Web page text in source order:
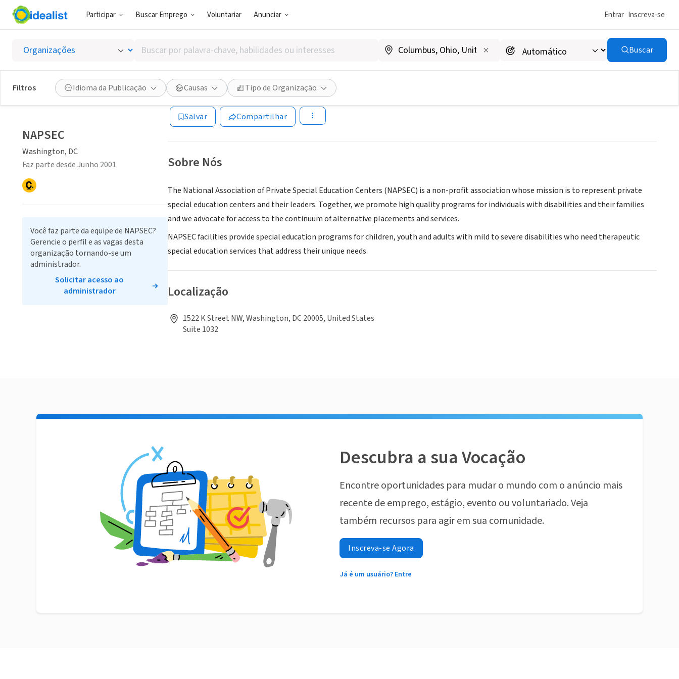
Participar Buscar Emprego Voluntariar Anunciar Entrar Inscreva-se
Buscar
por
palavra-
chave,
habilidades
ou
interesses
Buscar
Filtros Idioma da Publicação Causas Tipo de Organização
NAPSEC
Washington, DC www.napsec.org
Salvar Compartilhar
Sobre Nós
The National Association of Private Special Education Centers (NAPSEC) is a non-profit association whose mission is to represent private
special education centers and their leaders. Together, we promote high quality programs for individuals with disabilities and their families
and we advocate for access to the continuum of alternative placements and services.
NAPSEC facilities provide special education programs for children, youth and adults with mild to severe disabilities who need therapeutic
special education services that address their unique needs.
Localização
1522 K Street NW, Washington, DC 20005, United States
Suite 1032
NAPSEC
Washington, DC
Faz parte desde Junho 2001
Você faz parte da equipe de NAPSEC?
Gerencie o perfil e as vagas desta
organização tornando-se um
administrador.
Solicitar acesso ao
administrador
Descubra a sua Vocação
Encontre oportunidades para mudar o mundo com o anúncio mais
recente de emprego, estágio, evento ou voluntariado. Veja
também recursos para agir em sua comunidade.
Inscreva-se Agora
Já é um usuário? Entre